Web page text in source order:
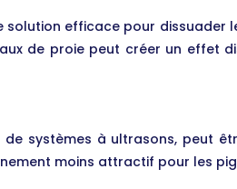
efficace pour
de proie peut créer un effet
de systèmes à ultrasons,
moins attractif pour les